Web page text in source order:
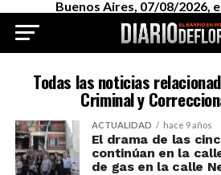
Buenos Aires, 07/08/2026,
Todas las noticias
Criminal y
ACTUALIDAD hace 9 años
El drama de las
continúan en la
de gas en la calle